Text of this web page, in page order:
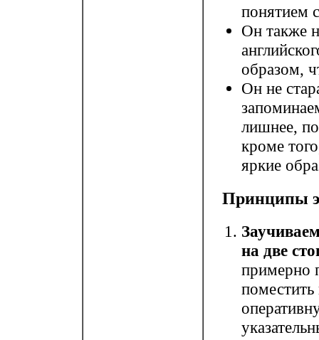
понятием
Он также
образом,
Он не
лишнее,
кроме
яркие
Принципы
на две
примерно